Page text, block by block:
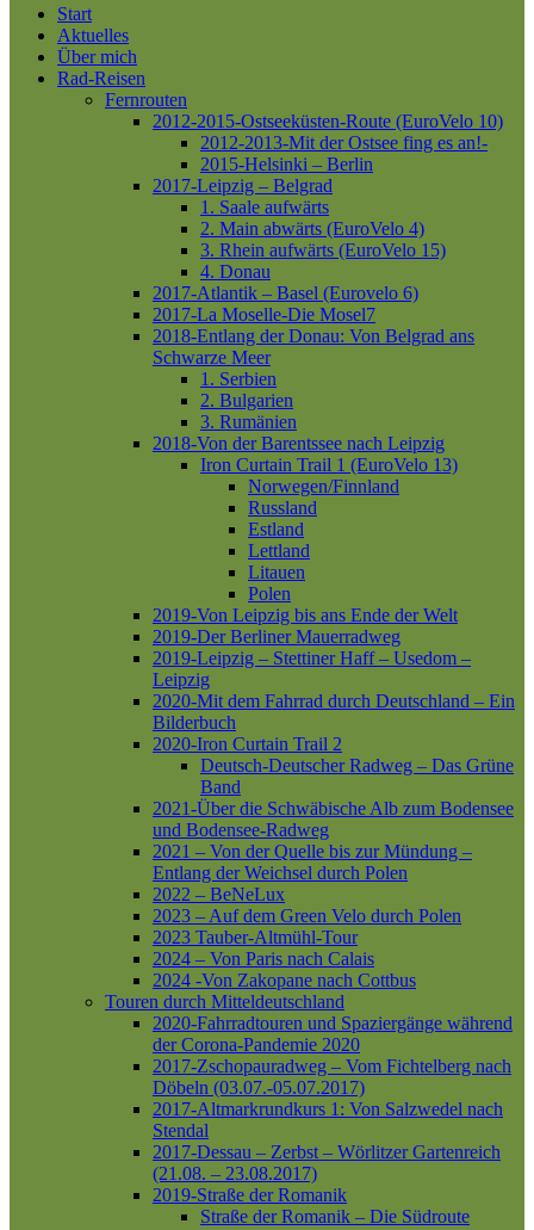
Close
Menu
Start
Aktuelles
Über mich
Rad-Reisen
Fernrouten
2012-2015-Ostseeküsten-Route (EuroVelo 10)
2012-2013-Mit der Ostsee fing es an!-
2015-Helsinki – Berlin
2017-Leipzig – Belgrad
1. Saale aufwärts
2. Main abwärts (EuroVelo 4)
3. Rhein aufwärts (EuroVelo 15)
4. Donau
2017-Atlantik – Basel (Eurovelo 6)
2017-La Moselle-Die Mosel7
2018-Entlang der Donau: Von Belgrad ans
Schwarze Meer
1. Serbien
2. Bulgarien
3. Rumänien
2018-Von der Barentssee nach Leipzig
Iron Curtain Trail 1 (EuroVelo 13)
Norwegen/Finnland
Russland
Estland
Lettland
Litauen
Polen
2019-Von Leipzig bis ans Ende der Welt
2019-Der Berliner Mauerradweg
2019-Leipzig – Stettiner Haff – Usedom –
Leipzig
2020-Mit dem Fahrrad durch Deutschland – Ein
Bilderbuch
2020-Iron Curtain Trail 2
Deutsch-Deutscher Radweg – Das Grüne
Band
2021-Über die Schwäbische Alb zum Bodensee
und Bodensee-Radweg
2021 – Von der Quelle bis zur Mündung –
Entlang der Weichsel durch Polen
2022 – BeNeLux
2023 – Auf dem Green Velo durch Polen
2023 Tauber-Altmühl-Tour
2024 – Von Paris nach Calais
2024 -Von Zakopane nach Cottbus
Touren durch Mitteldeutschland
2020-Fahrradtouren und Spaziergänge während
der Corona-Pandemie 2020
2017-Zschopauradweg – Vom Fichtelberg nach
Döbeln (03.07.-05.07.2017)
2017-Altmarkrundkurs 1: Von Salzwedel nach
Stendal
2017-Dessau – Zerbst – Wörlitzer Gartenreich
(21.08. – 23.08.2017)
2019-Straße der Romanik
Straße der Romanik – Die Südroute